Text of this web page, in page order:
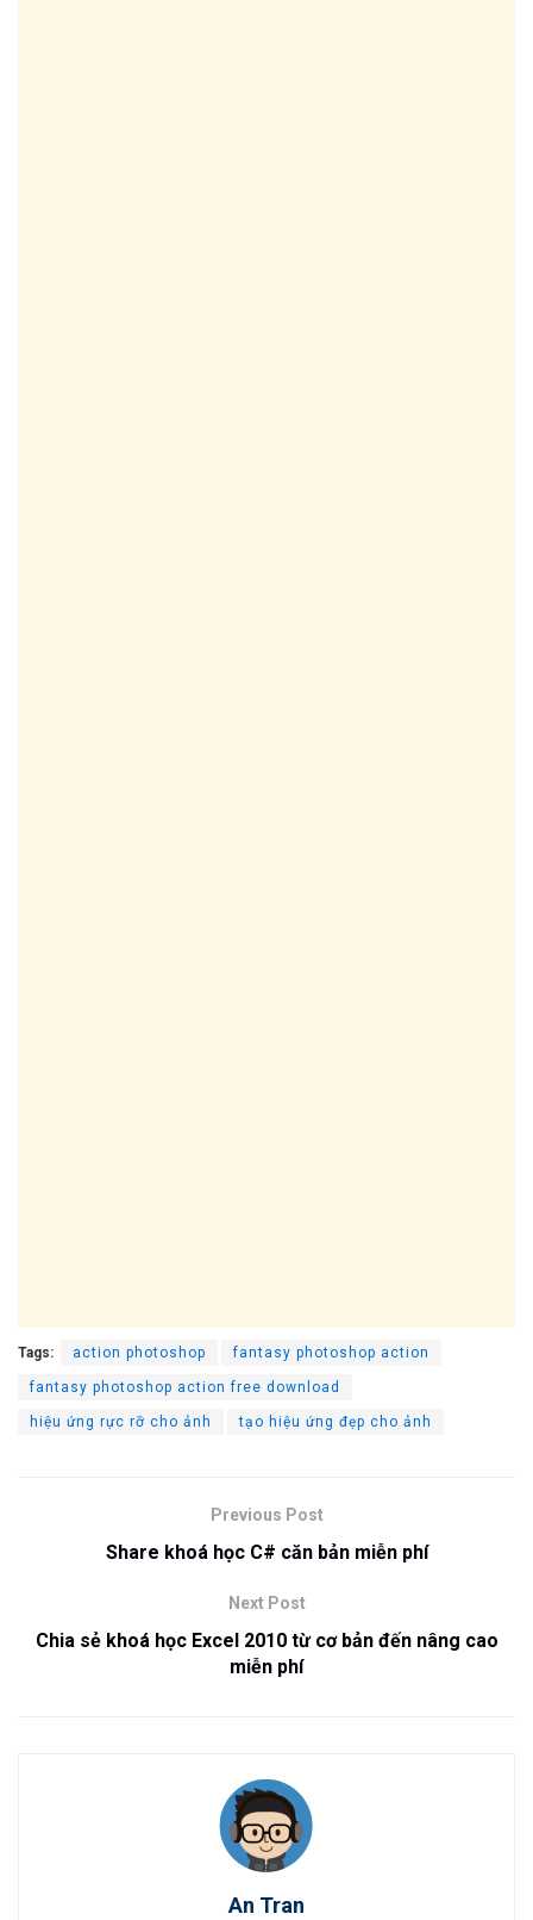
Tags: action photoshop fantasy photoshop action
fantasy photoshop action free download
hiệu ứng rực rỡ cho ảnh tạo hiệu ứng đẹp cho ảnh
Previous Post
Share khoá học C# căn bản miễn phí
Next Post
Chia sẻ khoá học Excel 2010 từ cơ bản đến nâng cao
miễn phí
An Tran